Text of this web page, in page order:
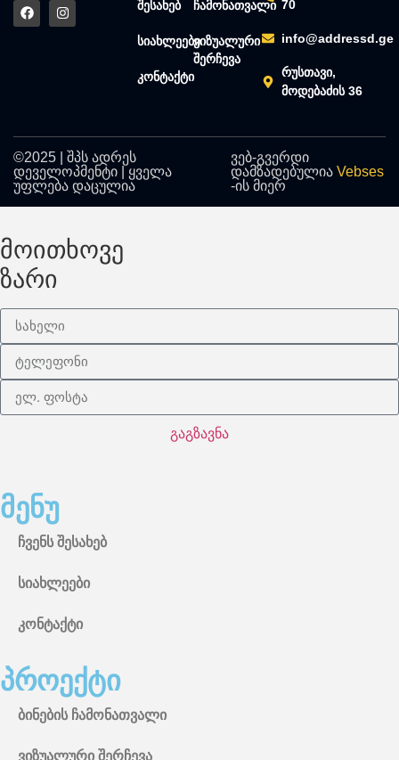
შესახებ
სიახლეები
კონტაქტი
ჩამონათვალი
ვიზუალური
შერჩევა
70
info@addressd.ge
რუსთავი,
მოდებაძის 36
©2025 | შპს ადრეს
დეველოპმენტი | ყველა
უფლება დაცულია
ვებ-გვერდი
დამზადებულია Vebses
-ის მიერ
მოითხოვე
ზარი
გაგზავნა
მენუ
ჩვენს შესახებ
სიახლეები
კონტაქტი
პროექტი
ბინების ჩამონათვალი
ვიზუალური შერჩევა